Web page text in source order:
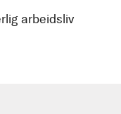
arbeidsliv